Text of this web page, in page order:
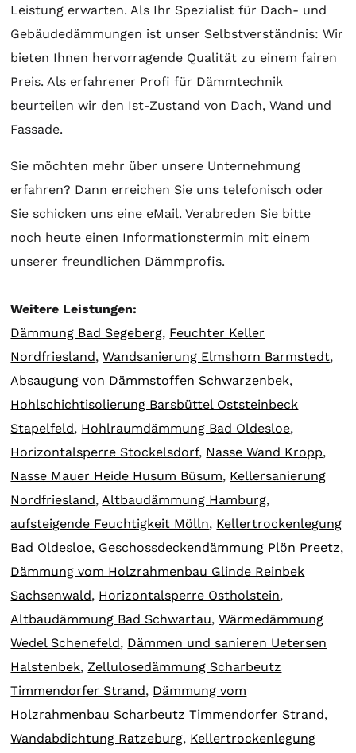
Leistung erwarten. Als Ihr Spezialist für Dach- und
Gebäudedämmungen ist unser Selbstverständnis: Wir
bieten Ihnen hervorragende Qualität zu einem fairen
Preis. Als erfahrener Profi für Dämmtechnik
beurteilen wir den Ist-Zustand von Dach, Wand und
Fassade.
Sie möchten mehr über unsere Unternehmung
erfahren? Dann erreichen Sie uns telefonisch oder
Sie schicken uns eine eMail. Verabreden Sie bitte
noch heute einen Informationstermin mit einem
unserer freundlichen Dämmprofis.
Weitere Leistungen:
Dämmung Bad Segeberg, Feuchter Keller
Nordfriesland,Wandsanierung Elmshorn Barmstedt,
Absaugung von Dämmstoffen Schwarzenbek,
Hohlschichtisolierung Barsbüttel Oststeinbeck
Stapelfeld, Hohlraumdämmung Bad Oldesloe,
Horizontalsperre Stockelsdorf, Nasse Wand Kropp,
Nasse Mauer Heide Husum Büsum, Kellersanierung
Nordfriesland, Altbaudämmung Hamburg,
aufsteigende Feuchtigkeit Mölln, Kellertrockenlegung
Bad Oldesloe, Geschossdeckendämmung Plön Preetz,
Dämmung vom Holzrahmenbau Glinde Reinbek
Sachsenwald, Horizontalsperre Ostholstein,
Altbaudämmung Bad Schwartau,Wärmedämmung
Wedel Schenefeld, Dämmen und sanieren Uetersen
Halstenbek, Zellulosedämmung Scharbeutz
Timmendorfer Strand, Dämmung vom
Holzrahmenbau Scharbeutz Timmendorfer Strand,
Wandabdichtung Ratzeburg, Kellertrockenlegung